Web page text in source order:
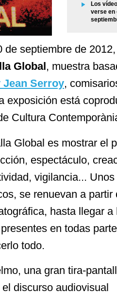
Los
verse en
de septiembre de
Global , muestra
Jean Serroy,
exposición está
Cultura
Global es mostrar el
espectáculo,
vigilancia...
se renuevan a
hasta llegar
en todas
todo.
una gran tira-
discurso audiovisual